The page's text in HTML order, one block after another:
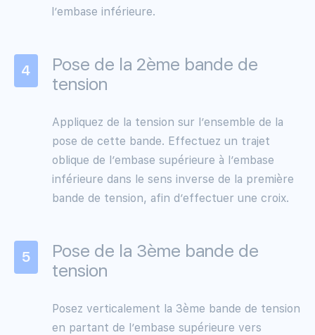
l’embase inférieure.
4
Pose de la 2ème bande de
tension
Appliquez de la tension sur l’ensemble de la
pose de cette bande. Effectuez un trajet
oblique de l’embase supérieure à l’embase
inférieure dans le sens inverse de la première
bande de tension, afin d’effectuer une croix.
5
Pose de la 3ème bande de
tension
Posez verticalement la 3ème bande de tension
en partant de l’embase supérieure vers